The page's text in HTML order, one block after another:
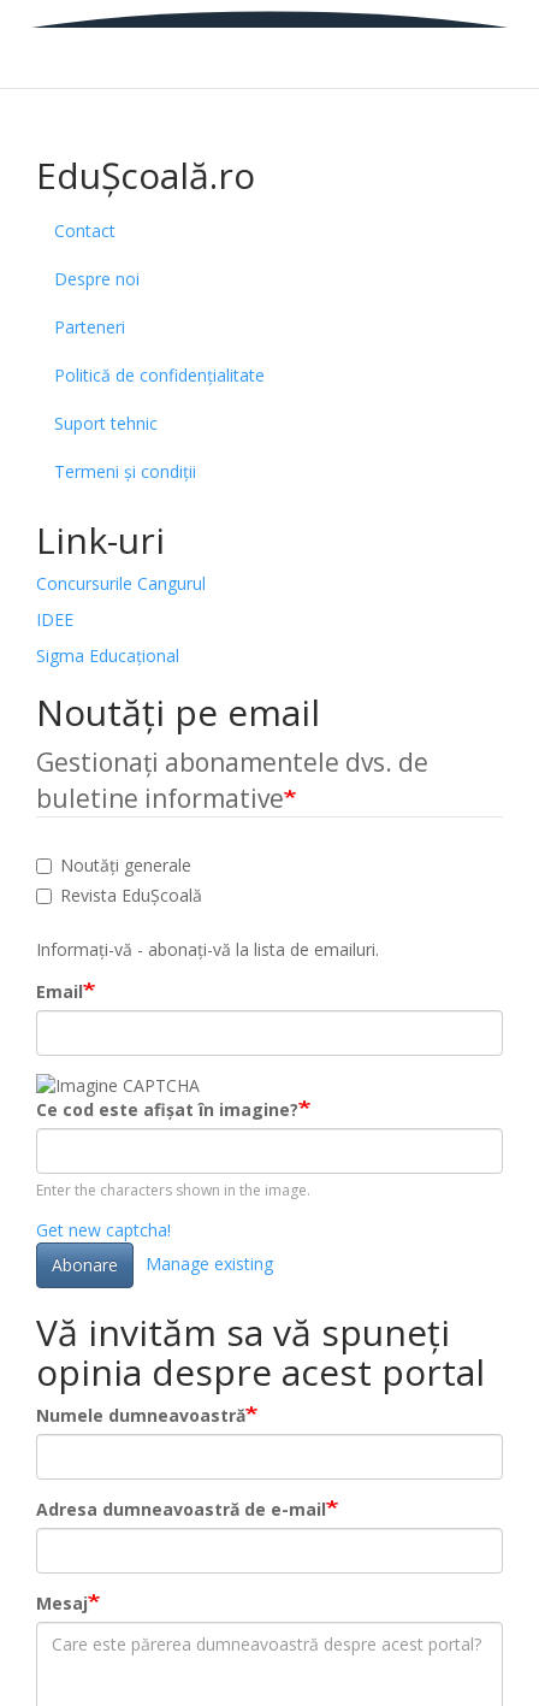
EduȘcoală.ro
Contact
Despre noi
Parteneri
Politică de confidențialitate
Suport tehnic
Termeni și condiții
Link-uri
Concursurile Cangurul
IDEE
Sigma Educațional
Noutăți pe email
Gestionați abonamentele dvs. de
buletine informative
Noutăți generale
Revista EduȘcoală
Informați-vă - abonați-vă la lista de emailuri.
Email
Ce cod este afișat în imagine?
Enter the characters shown in the image.
Get new captcha!
Abonare
Manage existing
Vă invităm sa vă spuneți
opinia despre acest portal
Numele dumneavoastră
Adresa dumneavoastră de e-mail
Mesaj